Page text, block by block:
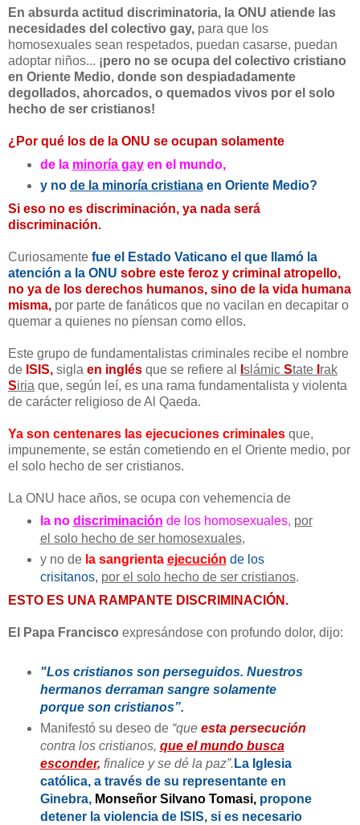
En absurda actitud discriminatoria, la ONU atiende las
necesidades del colectivo gay, para que los
homosexuales sean respetados, puedan casarse, puedan
adoptar niños... ¡pero no se ocupa del colectivo cristiano
en Oriente Medio, donde son despiadadamente
degollados, ahorcados, o quemados vivos por el solo
hecho de ser cristianos!
¿Por qué los de la ONU se ocupan solamente
de la minoría gayen el mundo,
y no de la minoría cristianaen Oriente Medio?
Si eso no es discriminación, ya nada será
discriminación.
Curiosamente fue el Estado Vaticano el que llamó la
atención a la ONU sobre este feroz y criminal atropello,
no ya de los derechos humanos, sino de la vida humana
misma, por parte de fanáticos que no vacilan en decapitar o
quemar a quienes no píensan como ellos.
Este grupo de fundamentalistas criminales recibe el nombre
de ISIS, sigla en inglés que se refiere al slámic State rak
Siria que, según leí, es una rama fundamentalista y violenta
de carácter religioso de Al Qaeda.
Ya son centenares las ejecuciones criminales que,
impunemente, se están cometiendo en el Oriente medio, por
el solo hecho de ser cristianos.
La ONU hace años, se ocupa con vehemencia de
la no discriminación de los homosexuales, por
el solo hecho de ser homosexuales,
y no de la sangrienta ejecución de los
crisitanos, por el solo hecho de ser cristianos.
ESTO ES UNA RAMPANTE DISCRIMINACIÓN.
El Papa Francisco expresándose con profundo dolor, dijo:
"Los cristianos son perseguidos. Nuestros
hermanos derraman sangre solamente
porque son cristianos”.
Manifestó su deseo de “que esta persecución
contra los cristianos, que el mundo busca
esconder, finalice y se dé la paz”. La Iglesia
católica, a través de su representante en
Ginebra, Monseñor Silvano Tomasi, propone
detener la violencia de ISIS, si es necesario